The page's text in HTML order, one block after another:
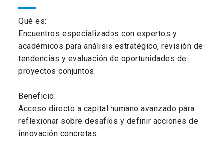
Qué es:
Encuentros especializados con expertos y
académicos para análisis estratégico, revisión de
tendencias y evaluación de oportunidades de
proyectos conjuntos.
Beneficio:
Acceso directo a capital humano avanzado para
reflexionar sobre desafíos y definir acciones de
innovación concretas.